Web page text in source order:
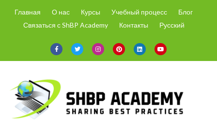
Главная О нас Курсы Учебный процесс
Блог
Связаться с ShBP Academy
Контакты Русский